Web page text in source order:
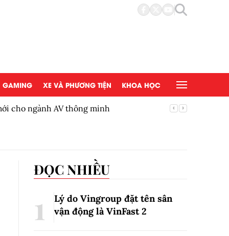
GAMING XE VÀ PHƯƠNG TIỆN KHOA HỌC
cho ngành AV thông minh
ĐỌC NHIỀU
Lý do Vingroup đặt tên sân
vận động là VinFast2